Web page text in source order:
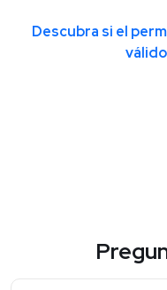
Descubra si el